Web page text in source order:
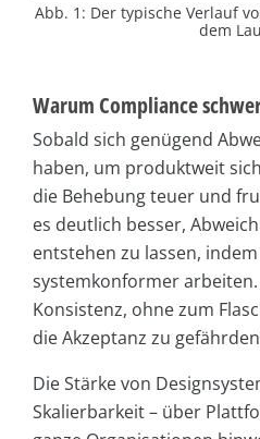
Abb. 1: Der typische Verlauf
dem
Warum Compliance
Sobald sich genügend
haben, um produktweit
die Behebung teuer und
es deutlich besser,
entstehen zu lassen,
systemkonformer
Konsistenz, ohne zum
die Akzeptanz zu
Die Stärke von
Skalierbarkeit – über